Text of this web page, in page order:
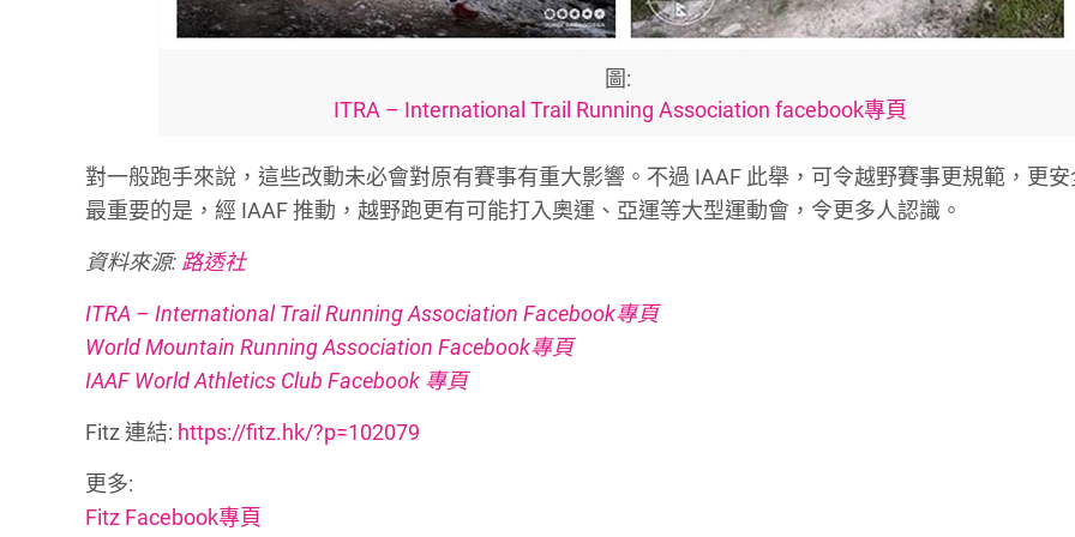
圖:
ITRA – International Trail Running Association facebook專頁
對一般跑手來說，這些改動未必會對原有賽事有重大影響。不過 IAAF 此舉，可令越野賽事更規範，更
最重要的是，經 IAAF 推動，越野跑更有可能打入奧運、亞運等大型運動會，令更多人認識。
資料來源: 路透社
ITRA – International Trail Running Association Facebook專頁
World Mountain Running Association Facebook專頁
IAAF World Athletics Club Facebook 專頁
Fitz 連結: https://fitz.hk/?p=102079
更多:
Fitz Facebook專頁